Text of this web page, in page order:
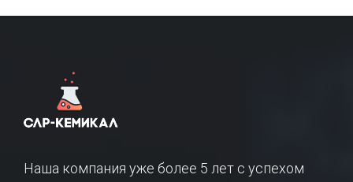
Наша компания уже более 5 лет с успехом